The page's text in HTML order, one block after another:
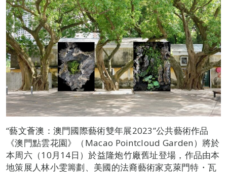
“藝文薈澳：澳門國際藝術雙年展2023”公共藝術作品
《澳門點雲花園》（Macao Pointcloud Garden）將於
本周六（10月14日）於益隆炮竹廠舊址登場，作品由本
地策展人林小雯籌劃、美國的法裔藝術家克萊門特・瓦